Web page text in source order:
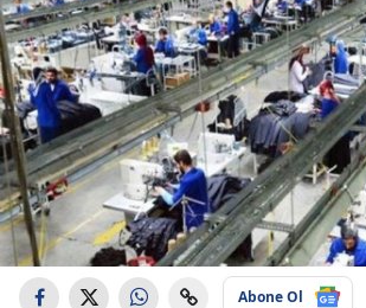
Abone Ol